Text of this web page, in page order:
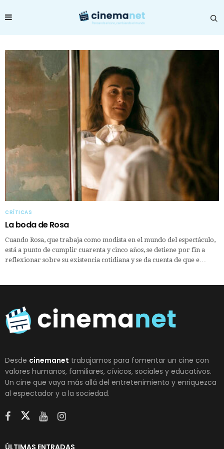
CRÍTICAS
La boda de Rosa
Cuando Rosa, que trabaja como modista en el mundo del espectáculo,
está a punto de cumplir cuarenta y cinco años, se detiene por fin a
reflexionar sobre su existencia cotidiana y se da cuenta de que e…
Desde cinemanet trabajamos para fomentar un cine con
valores humanos, familiares, cívicos, sociales y educativos.
Un cine que vaya más allá del entretenimiento y enriquezca
al espectador y a la sociedad.
ÚLTIMAS ENTRADAS